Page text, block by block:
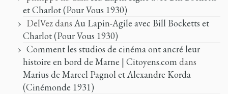
et Charlot (Pour Vous 1930)
DelVezdans Au Lapin-Agile avec Bill Bocketts et
Charlot (Pour Vous 1930)
Comment les studios de cinéma ont ancré leur
histoire en bord de Marne | Citoyens.comdans
Marius de Marcel Pagnol et Alexandre Korda
(Cinémonde 1931)